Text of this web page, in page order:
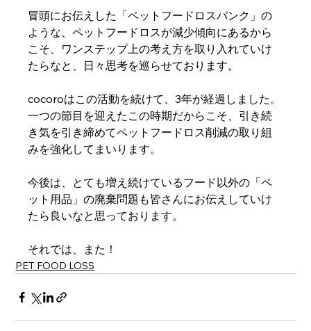
冒頭にお伝えした「ペットフードロスバンク」の
ような、ペットフードロスが減少傾向にあるから
こそ、ワンステップ上の考え方を取り入れていけ
たらなと、日々思考を巡らせております。
cocoroはこの活動を続けて、3年が経過しました。
一つの節目を迎えたこの時期だからこそ、引き続
き気を引き締めてペットフードロス削減の取り組
みを強化してまいります。
今後は、とても増え続けているフード以外の「ペ
ット用品」の廃棄問題も皆さんにお伝えしていけ
たら良いなと思っております。
それでは、また！
PET FOOD LOSS